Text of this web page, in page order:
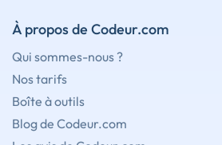
À propos de Codeur.com
Qui sommes-nous ?
Nos tarifs
Boîte à outils
Blog de Codeur.com